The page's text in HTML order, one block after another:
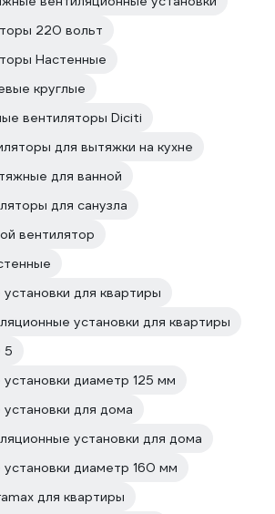
220 вольт
Настенные
круглые
вентиляторы Diciti
для вытяжки на кухне
для ванной
для санузла
вентилятор
для квартиры
установки для квартиры
5
диаметр 125 мм
для дома
установки для дома
диаметр 160 мм
для квартиры